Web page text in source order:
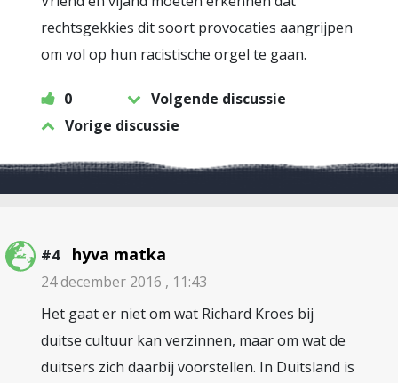
rechtsgekkies dit soort provocaties aangrijpen
om vol op hun racistische orgel te gaan.
0
Volgende discussie
Vorige discussie
#4 hyva matka
24 december 2016 , 11:43
Het gaat er niet om wat Richard Kroes bij
duitse cultuur kan verzinnen, maar om wat de
duitsers zich daarbij voorstellen. In Duitsland is